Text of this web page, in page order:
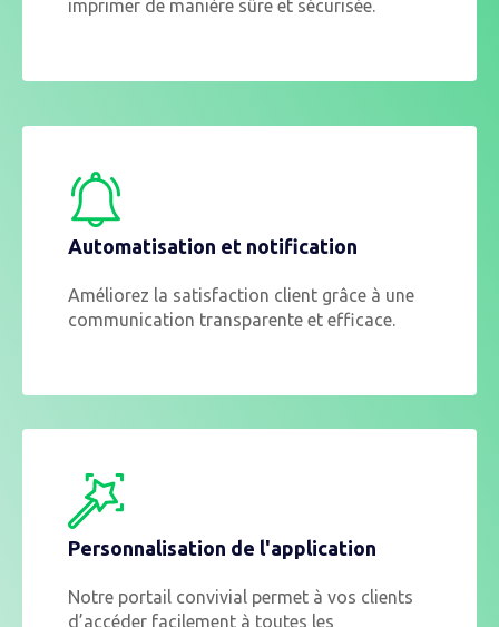
imprimer de manière sûre et sécurisée.
Automatisation et notification
Améliorez la satisfaction client grâce à une
communication transparente et efficace.
Personnalisation de l'application
Notre portail convivial permet à vos clients
d’accéder facilement à toutes les